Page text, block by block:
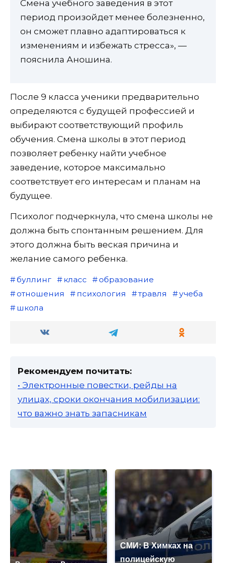
Смена учебного заведения в этот
период произойдет менее болезненно,
он сможет плавно адаптироваться к
изменениям и избежать стресса», —
пояснила Аношина.
После 9 класса ученики предварительно
определяются с будущей профессией и
выбирают соответствующий профиль
обучения. Смена школы в этот период
позволяет ребенку найти учебное
заведение, которое максимально
соответствует его интересам и планам на
будущее.
Психолог подчеркнула, что смена школы не
должна быть спонтанным решением. Для
этого должна быть веская причина и
желание самого ребенка.
буллинг класс
образование
отношения
психология травля
учеба
школа
Рекомендуем почитать:
• Электронные повестки, рейды на
улицах, сроки окончания мобилизации:
что важно знать запасникам
СМИ: В Химках на
полицейскую